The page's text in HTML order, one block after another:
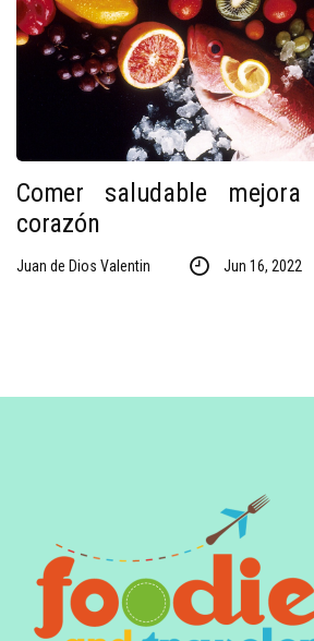
Comer saludable
corazón
Juan de Dios Valentin Jun 16, 2022